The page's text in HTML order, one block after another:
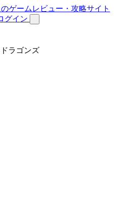
グイン
ラゴンズ